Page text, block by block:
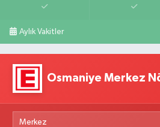
Aylık Vakitler
Osmaniye Merkez